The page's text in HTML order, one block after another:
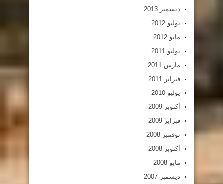
ديسمبر 2013
يوليو 2012
مايو 2012
يوليو 2011
مارس 2011
فبراير 2011
يوليو 2010
أكتوبر 2009
فبراير 2009
نوفمبر 2008
أكتوبر 2008
مايو 2008
ديسمبر 2007